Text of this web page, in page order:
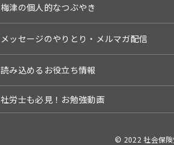
梅津の個人的なつぶやき
メッセージのやりとり・メルマガ配信
読み込めるお役立ち情報
社労士も必見！お勉強動画
© 2022 社会保